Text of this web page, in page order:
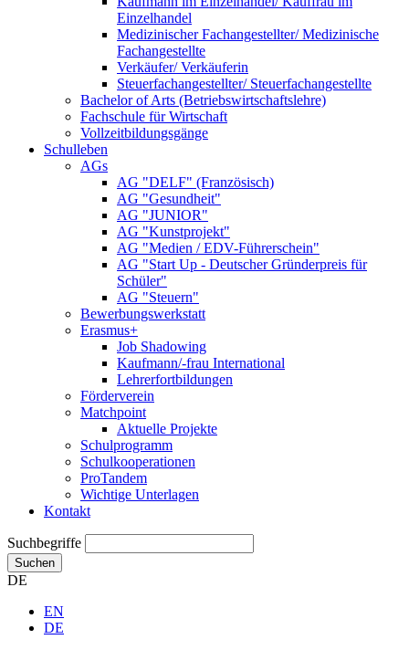
Einzelhandel
Medizinischer Fachangestellter/ Medizinische
Fachangestellte
Verkäufer/ Verkäuferin
Steuerfachangestellter/ Steuerfachangestellte
Bachelor of Arts (Betriebswirtschaftslehre)
Fachschule für Wirtschaft
Vollzeitbildungsgänge
Schulleben
AGs
AG "DELF" (Französisch)
AG "Gesundheit"
AG "JUNIOR"
AG "Kunstprojekt"
AG "Medien / EDV-Führerschein"
AG "Start Up - Deutscher Gründerpreis für
Schüler"
AG "Steuern"
Bewerbungswerkstatt
Erasmus+
Job Shadowing
Kaufmann/-frau International
Lehrerfortbildungen
Förderverein
Matchpoint
Aktuelle Projekte
Schulprogramm
Schulkooperationen
ProTandem
Wichtige Unterlagen
Kontakt
Suchbegriffe
Suchen
DE
EN
DE